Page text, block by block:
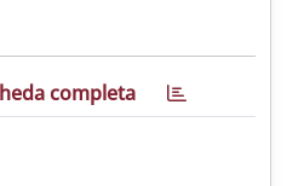
completa